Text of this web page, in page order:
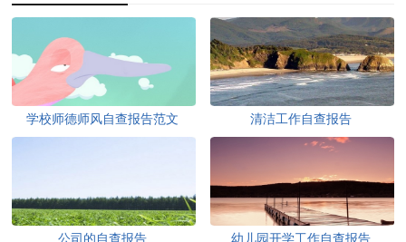
学校师德师风自查报告范文 清洁工作自查报告
公司的自查报告 幼儿园开学工作自查报告